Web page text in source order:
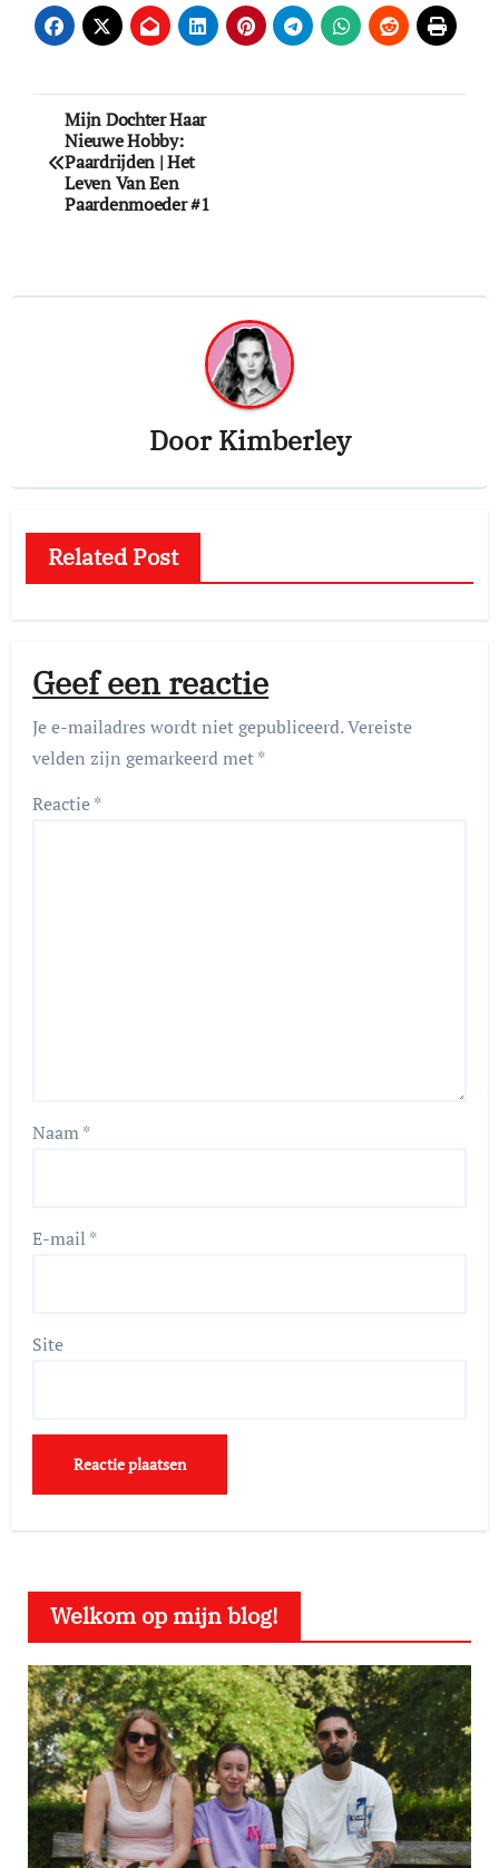
Bericht
navigatie
Mijn Dochter Haar
Nieuwe Hobby:
Paardrijden | Het
Leven Van Een
Paardenmoeder #1
DoorKimberley
Related Post
Geef een reactie
Je e-mailadres wordt niet gepubliceerd.Vereiste
velden zijn gemarkeerd met*
Reactie*
Naam*
E-mail *
Site
Welkom op mijn blog!